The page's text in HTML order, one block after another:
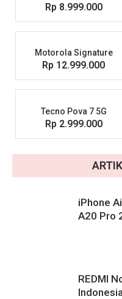
Rp 8.999.000
Motorola Signature
Rp 12.999.000
Tecno Pova 7 5G
Rp 2.999.000
iPhone
A20 Pro
REDMI